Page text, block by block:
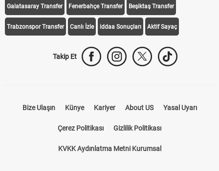
Galatasaray Transfer Fenerbahçe Transfer Beşiktaş Transfer
Trabzonspor Transfer Canlı İzle iddaa Sonuçları Aktif Sayaç